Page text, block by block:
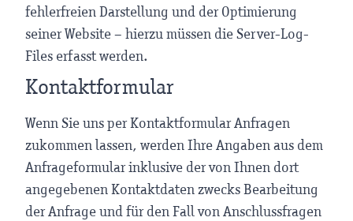
fehlerfreien Darstellung und der Optimierung
seiner Website – hierzu müssen die Server-Log-
Files erfasst werden.
Kontaktformular
Wenn Sie uns per Kontaktformular Anfragen
zukommen lassen, werden Ihre Angaben aus dem
Anfrageformular inklusive der von Ihnen dort
angegebenen Kontaktdaten zwecks Bearbeitung
der Anfrage und für den Fall von Anschlussfragen